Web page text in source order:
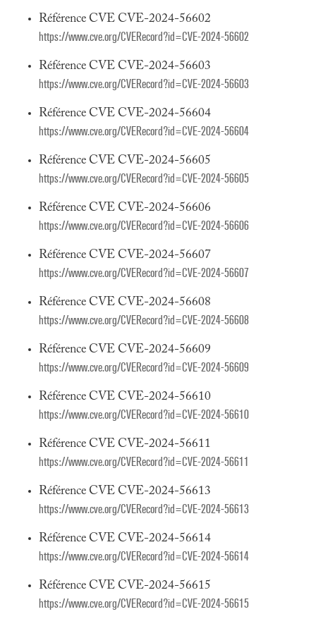
Référence CVE CVE-2024-56602
https://www.cve.org/CVERecord?id=CVE-2024-56602
Référence CVE CVE-2024-56603
https://www.cve.org/CVERecord?id=CVE-2024-56603
Référence CVE CVE-2024-56604
https://www.cve.org/CVERecord?id=CVE-2024-56604
Référence CVE CVE-2024-56605
https://www.cve.org/CVERecord?id=CVE-2024-56605
Référence CVE CVE-2024-56606
https://www.cve.org/CVERecord?id=CVE-2024-56606
Référence CVE CVE-2024-56607
https://www.cve.org/CVERecord?id=CVE-2024-56607
Référence CVE CVE-2024-56608
https://www.cve.org/CVERecord?id=CVE-2024-56608
Référence CVE CVE-2024-56609
https://www.cve.org/CVERecord?id=CVE-2024-56609
Référence CVE CVE-2024-56610
https://www.cve.org/CVERecord?id=CVE-2024-56610
Référence CVE CVE-2024-56611
https://www.cve.org/CVERecord?id=CVE-2024-56611
Référence CVE CVE-2024-56613
https://www.cve.org/CVERecord?id=CVE-2024-56613
Référence CVE CVE-2024-56614
https://www.cve.org/CVERecord?id=CVE-2024-56614
Référence CVE CVE-2024-56615
https://www.cve.org/CVERecord?id=CVE-2024-56615